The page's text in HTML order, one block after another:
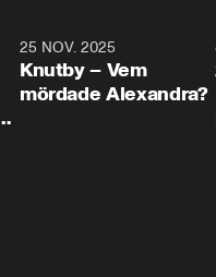
31:05
25 NOV. 2025
Knutby – Vem
mördade Alexandra?